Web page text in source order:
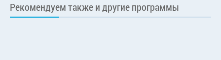
Рекомендуем также и другие программы